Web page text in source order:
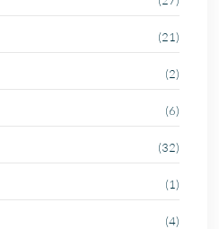
(21)
(2)
(6)
(32)
(1)
(4)